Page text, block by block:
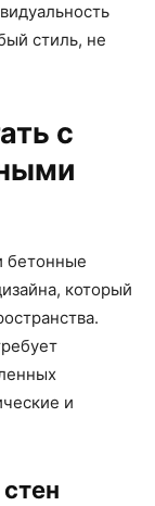
стиль, не
с
бетонные
который
и